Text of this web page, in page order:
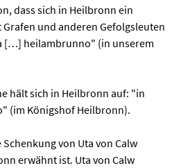
dass sich in Heilbronn ein
Grafen und anderen Gefolgsleuten
[…] heilambrunno" (in unserem
hält sich in Heilbronn auf: "in
(im Königshof Heilbronn).
von Uta von Calw
erwähnt ist. Uta von Calw